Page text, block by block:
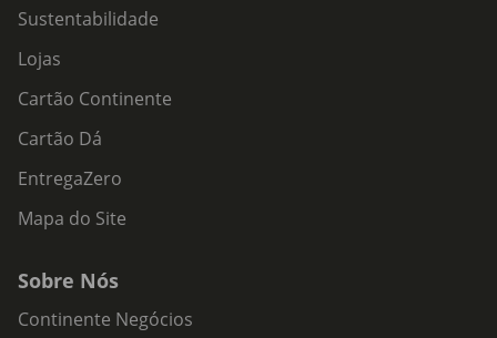
Sustentabilidade
Lojas
Cartão Continente
Cartão Dá
EntregaZero
Mapa do Site
Sobre Nós
Continente Negócios